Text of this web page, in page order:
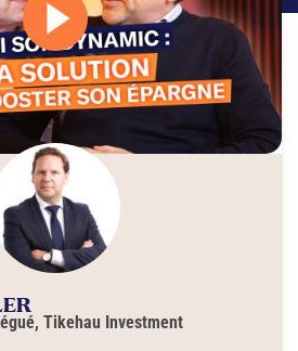
Tikehau Investment